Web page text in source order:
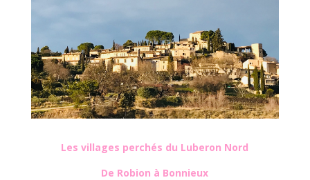
Les villages perchés du Luberon Nord
De Robion à Bonnieux